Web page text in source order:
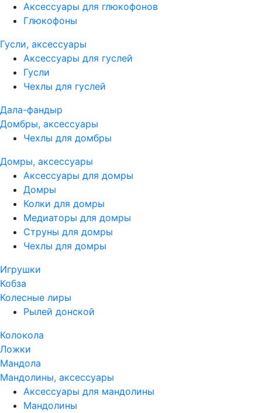
Аксессуары для глюкофонов
Глюкофоны
Гусли, аксессуары
Аксессуары для гуслей
Гусли
Чехлы для гуслей
Дала-фандыр
Домбры, аксессуары
Чехлы для домбры
Домры, аксессуары
Аксессуары для домры
Домры
Колки для домры
Медиаторы для домры
Струны для домры
Чехлы для домры
Игрушки
Кобза
Колесные лиры
Рылей донской
Колокола
Ложки
Мандола
Мандолины, аксессуары
Аксессуары для мандолины
Мандолины